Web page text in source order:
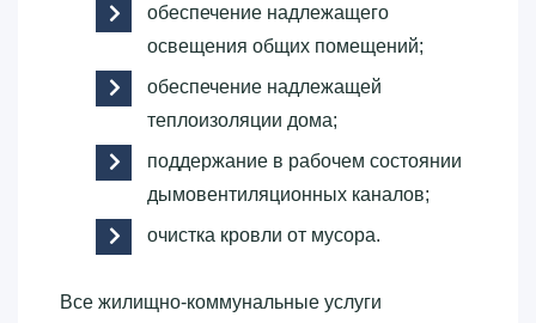
обеспечение надлежащего
освещения общих помещений;
обеспечение надлежащей
теплоизоляции дома;
поддержание в рабочем состоянии
дымовентиляционных каналов;
очистка кровли от мусора.
Все жилищно-коммунальные услуги